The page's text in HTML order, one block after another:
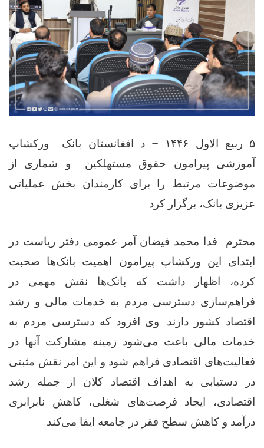
۵ ربیع الاول ۱۴۴۶ – د افغانستان بانک ورکشاپ
آموزشی پیرامون حقوق مستهلکین و شماری از
موضوعات مرتبط را برای کارمندان بخش عملیاتی
عزیزی بانک، برگزار کرد.
محترم فدا محمد فیضان آمر عمومی دفتر ریاست در
ابتدای این ورکشاپ پیرامون اهمیت بانک‌ها صحبت
کرده، اظهار داشت که بانک‌ها نقش مهمی در
فراهم‌سازی دسترسی مردم به خدمات مالی و رشد
اقتصاد کشور دارند. وی افزود که دسترسی مردم به
خدمات مالی باعث می‌شود زمینه مشارکت آنها در
فعالیت‌های اقتصادی فراهم شود و این امر نقش مثبتی
در دستیابی به اهداف اقتصاد کلان از جمله رشد
اقتصادی، ایجاد فرصت‌های شغلی، کاهش نابرابری
درآمد و کاهش سطح فقر در جامعه ایفا می‌کند.